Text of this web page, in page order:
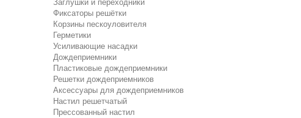
Заглушки и переходники
Фиксаторы решётки
Корзины пескоуловителя
Герметики
Усиливающие насадки
Дождеприемники
Пластиковые дождеприемники
Решетки дождеприемников
Аксессуары для дождеприемников
Настил решетчатый
Прессованный настил